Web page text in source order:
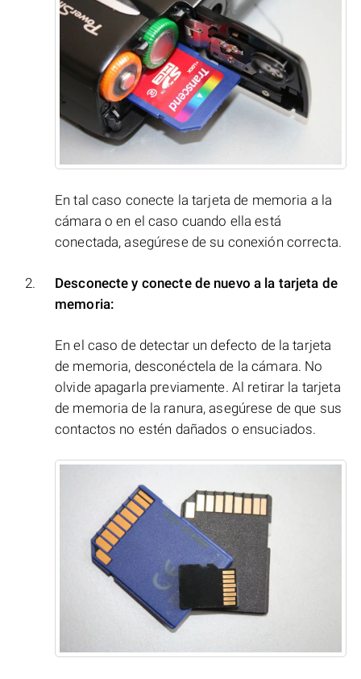
En tal caso conecte la tarjeta de memoria a la
cámara o en el caso cuando ella está
conectada, asegúrese de su conexión correcta.
Desconecte y conecte de nuevo a la tarjeta de
memoria:
En el caso de detectar un defecto de la tarjeta
de memoria, desconéctela de la cámara. No
olvide apagarla previamente. Al retirar la tarjeta
de memoria de la ranura, asegúrese de que sus
contactos no estén dañados o ensuciados.